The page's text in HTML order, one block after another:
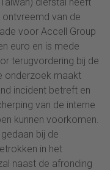
van de
voor Accell Group
euro en is mede
terugvordering bij de
onderzoek maakt
incident betreft en
van de interne
kunnen voorkomen.
bij de
in het
naast de afronding